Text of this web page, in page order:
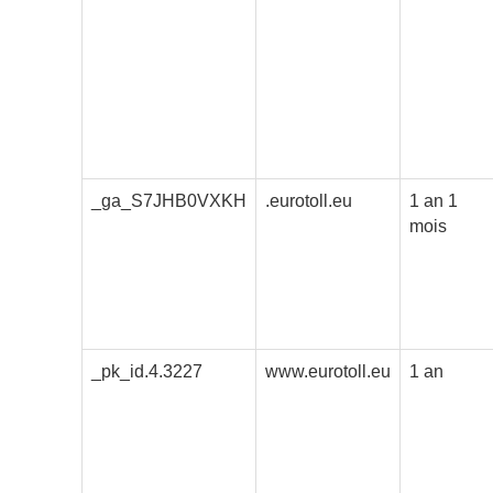
_ga_S7JHB0VXKH .eurotoll.eu
1 an 1
mois
_pk_id.4.3227 www.eurotoll.eu 1 an